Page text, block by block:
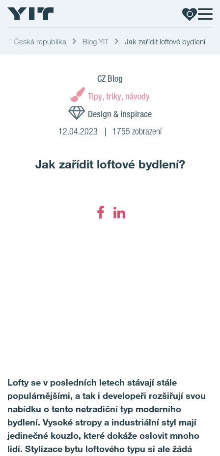
YIT Česká republika Blog.YIT Jak zařídit loftové bydlení
CZ Blog
Tipy, triky, návody
Design & inspirace
12.04.2023 1755 zobrazení
Jak zařídit loftové bydlení?
Lofty se v posledních letech stávají stále
populárnějšími, a tak i developeři rozšiřují svou
nabídku o tento netradiční typ moderního
bydlení. Vysoké stropy a industriální styl mají
jedinečné kouzlo, které dokáže oslovit mnoho
lidí. Stylizace bytu loftového typu si ale žádá